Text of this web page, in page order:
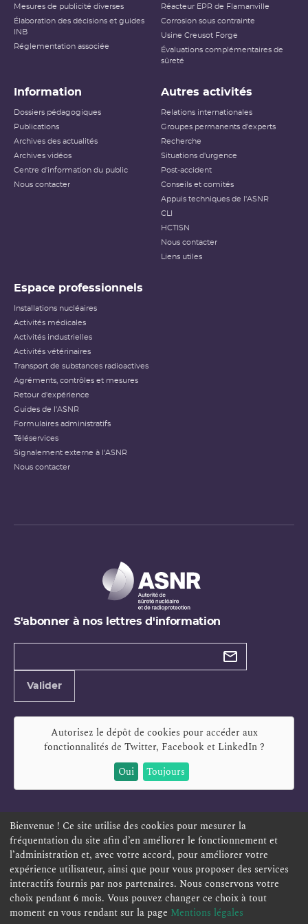
Niveau 5
Accident grave
Niveau 7 Accident majeur
L’échelle INES (International Nuclear and Radiological
au public l’importance d’un événement vis-à-vis de la
sûreté ou de la
. Cette échelle est
applicable aux événements survenant sur les
événements ayant des conséquences, potentielles ou
réelles, sur la radioprotection du public et des travailleurs.
Elle ne s’applique pas aux événements ayant un impact
habituellement utilisés pour classer les événements
reçue notamment) n’étant pas applicables dans ce
Échelle INES pour le
classement des incidents et
Mesures de publicité diverses
Élaboration des décisions et guides
INB
Réglementation associée
Réacteur EPR de Flamanville
Corrosion sous contrainte
Usine Creusot Forge
Évaluations complémentaires de
sûreté
Information
Dossiers pédagogiques
Publications
Archives des actualités
Archives vidéos
Centre d'information du public
Nous contacter
Autres activités
Relations internationales
Groupes permanents d'experts
Recherche
Situations d'urgence
Post-accident
Conseils et comités
Appuis techniques de l'ASNR
CLI
HCTISN
Nous contacter
Liens utiles
Espace professionnels
Installations nucléaires
Activités médicales
Activités industrielles
Activités vétérinaires
Transport de substances radioactives
Agréments, contrôles et mesures
Retour d'expérience
Guides de l'ASNR
Formulaires administratifs
Téléservices
Signalement externe à l'ASNR
Nous contacter
S'abonner à nos lettres d'information
Types de
Valider
Autorisez le dépôt de cookies pour accéder aux
fonctionnalités de Twitter, Facebook et LinkedIn?
Oui
Toujours
ESPACE PERSONNEL OFFRES D'EMPLOI SIGNALEMENT
TÉLÉSERVICES PLAN DU SITE
ACCESSIBILITÉ POLITIQUE DE CONFIDENTIALITÉ
MENTIONS LÉGALES CONTACT
Bienvenue ! Ce site utilise des cookies pour mesurer la
fréquentation du site afin d’en améliorer le fonctionnement et
l’administration et, avec votre accord, pour améliorer votre
expérience utilisateur, ainsi que pour vous proposer des services
interactifs fournis par nos partenaires. Nous conservons votre
choix pendant 6 mois. Vous pouvez changer ce choix à tout
moment en vous rendant sur la page Mentions légales